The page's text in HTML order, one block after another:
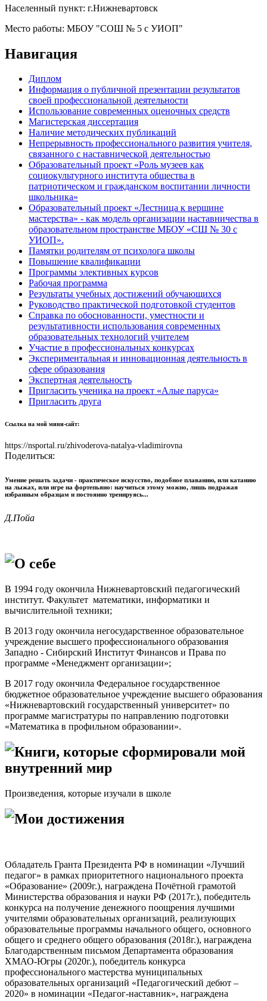
Населенный пункт: г.Нижневартовск
Место работы: МБОУ "СОШ № 5 с УИОП"
Навигация
Диплом
Информация о публичной презентации результатов
своей профессиональной деятельности
Использование современных оценочных средств
Магистерская диссертация
Наличие методических публикаций
Непрерывность профессионального развития учителя,
связанного с наставнической деятельностью
Образовательный проект «Роль музеев как
социокультурного института общества в
патриотическом и гражданском воспитании личности
школьника»
Образовательный проект «Лестница к вершине
мастерства» - как модель организации наставничества в
образовательном пространстве МБОУ «СШ № 30 с
УИОП».
Памятки родителям от психолога школы
Повышение квалификации
Программы элективных курсов
Рабочая программа
Результаты учебных достижений обучающихся
Руководство практической подготовкой студентов
Справка по обоснованности, уместности и
результативности использования современных
образовательных технологий учителем
Участие в профессиональных конкурсах
Экспериментальная и инновационная деятельность в
сфере образования
Экспертная деятельность
Пригласить ученика на проект «Алые паруса»
Пригласить друга
Ссылка на мой мини-сайт:
https://nsportal.ru/zhivoderova-natalya-vladimirovna
Поделиться:
Умение решать задачи - практическое искусство, подобное плаванию, или катанию
на лыжах, или игре на фортепьяно: научиться этому можно, лишь подражая
избранным образцам и постоянно тренируясь...
Д.Пойа
О себе
В 1994 году окончила Нижневартовский педагогический
институт. Факультет математики, информатики и
вычислительной техники;
В 2013 году окончила негосударственное образовательное
учреждение высшего профессионального образования
Западно - Сибирский Институт Финансов и Права по
программе «Менеджмент организации»;
В 2017 году окончила Федеральное государственное
бюджетное образовательное учреждение высшего образования
«Нижневартовский государственный университет» по
программе магистратуры по направлению подготовки
«Математика в профильном образовании».
Книги, которые сформировали мой
внутренний мир
Произведения, которые изучали в школе
Мои достижения
Обладатель Гранта Президента РФ в номинации «Лучший
педагог» в рамках приоритетного национального проекта
«Образование» (2009г.), награждена Почётной грамотой
Министерства образования и науки РФ (2017г.), победитель
конкурса на получение денежного поощрения лучшими
учителями образовательных организаций, реализующих
образовательные программы начального общего, основного
общего и среднего общего образования (2018г.), награждена
Благодарственным письмом Департамента образования
ХМАО-Югры (2020г.), победитель конкурса
профессионального мастерства муниципальных
образовательных организаций «Педагогический дебют –
2020» в номинации «Педагог-наставник», награждена